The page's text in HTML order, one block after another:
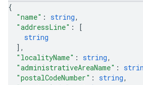
{
"name" : string,
"addressLine" :
[
string
] ,
"localityName" : string,
"administrativeAreaName" :
"postalCodeNumber" : string,